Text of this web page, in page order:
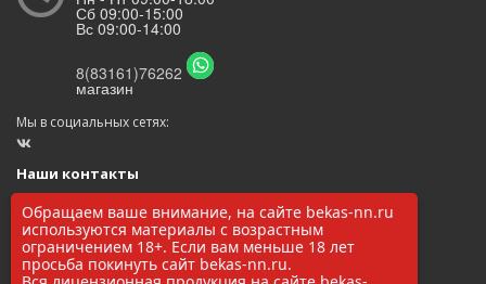
Сб 09:00-15:00
Вс 09:00-14:00
8(83161)76262
магазин
Мы в социальных сетях:
Наши контакты
ООО «БЕКАС»
ОГРН: 1145248000017
ИНН/КПП: 5248037037 / 524801001
8(83161)76262
Обращаем ваше внимание, на сайте bekas-nn.ru
используются материалы с возрастным
ограничением 18+. Если вам меньше 18 лет
просьба покинуть сайт bekas-nn.ru.